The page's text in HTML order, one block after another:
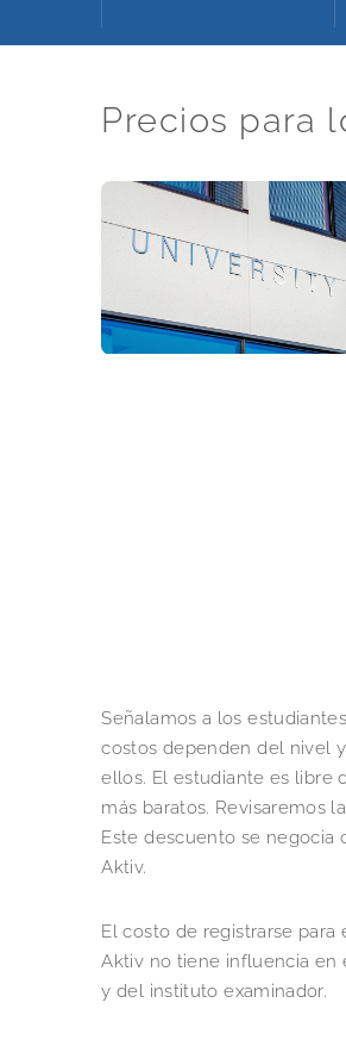
Precios para
Señalamos a los
costos dependen del nivel
ellos. El estudiante es libre
más baratos. Revisaremos
Este descuento se negocia
Aktiv.
El costo de registrarse
Aktiv no tiene influencia en
y del instituto examinador.